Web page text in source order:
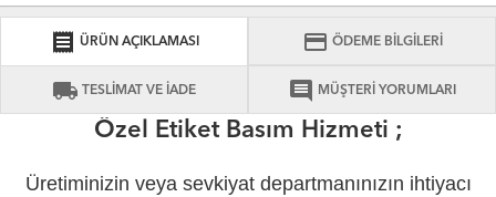
receipt ÜRÜN AÇIKLAMASI credit_card ÖDEME BİLGİLERİ
local_shipping TESLİMAT VE İADE comment MÜŞTERİ YORUMLARI
Özel Etiket Basım Hizmeti ;
Üretiminizin veya sevkiyat departmanınızın ihtiyacı